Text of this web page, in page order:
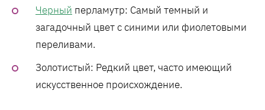
Черный перламутр: Самый темный и
загадочный цвет с синими или фиолетовыми
переливами.
Золотистый: Редкий цвет, часто имеющий
искусственное происхождение.